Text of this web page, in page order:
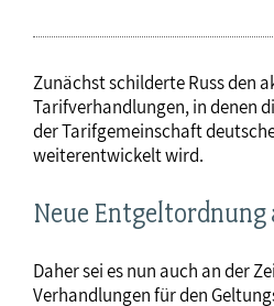
Zunächst schilderte Russ den
Tarifverhandlungen, in denen
der Tarifgemeinschaft
weiterentwickelt wird.
Neue Entgeltordnung
Daher sei es nun auch an der
Verhandlungen für den